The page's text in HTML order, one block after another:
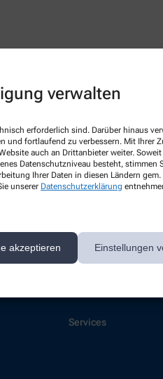
verwalten
erforderlich sind. Darüber hinaus
und fortlaufend zu verbessern. Mit Ihrer
auch an Drittanbieter weiter. Soweit
Datenschutzniveau besteht, stimmen
Ihrer Daten in diesen Ländern
unserer Datenschutzerklärung
akzeptieren Einstellungen
Hello world!
Welcome to WordPress on
start writing!
Services